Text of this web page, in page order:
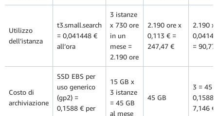
Utilizzo
dell’istanza
t3.small.search
= 0,041448 €
all’ora
3 istanze
x 730 ore
in un
mese =
2.190 ore
2.190 ore x
0,113 € =
247,47 €
2.190 x
=
Costo di
archiviazione
SSD EBS per
uso generico
(gp2) =
0,1588 € per
15 GB x
3 istanze
= 45 GB
al mese
45 GB
3 = 45 x
0,1588
7,146 €